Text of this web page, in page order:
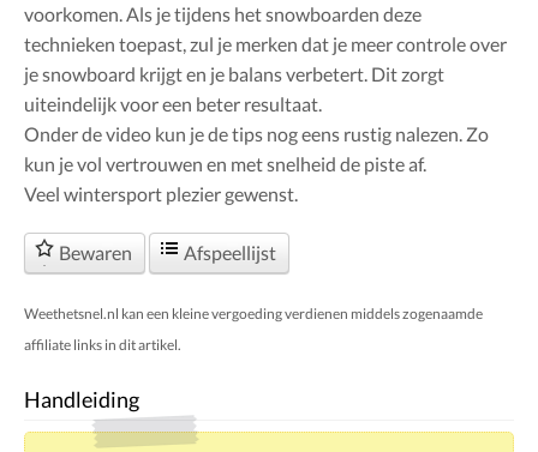
voorkomen. Als je tijdens het snowboarden deze
technieken toepast, zul je merken dat je meer controle over
je snowboard krijgt en je balans verbetert. Dit zorgt
uiteindelijk voor een beter resultaat.
Onder de video kun je de tips nog eens rustig nalezen. Zo
kun je vol vertrouwen en met snelheid de piste af.
Veel wintersport plezier gewenst.
Bewaren Afspeellijst
Weethetsnel.nl kan een kleine vergoeding verdienen middels zogenaamde
affiliate links in dit artikel.
Handleiding